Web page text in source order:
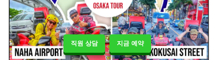
직원 상담 지금 예약